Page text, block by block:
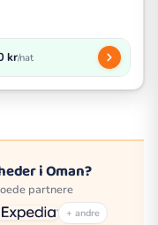
kr/nat
i Oman?
partnere
+ andre